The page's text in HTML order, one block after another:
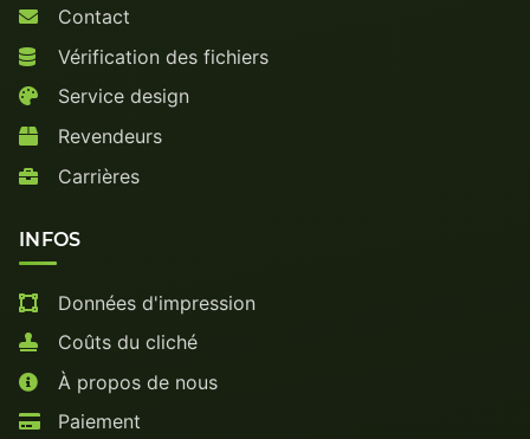
Contact
Vérification des fichiers
Service design
Revendeurs
Carrières
INFOS
Données d'impression
Coûts du cliché
À propos de nous
Paiement